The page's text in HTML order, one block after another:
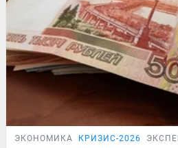
ЭКОНОМИКА КРИЗИС-2026